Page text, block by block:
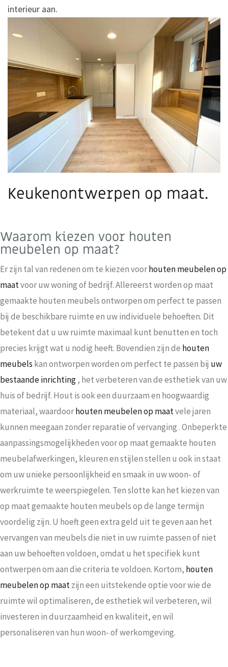
interieur aan.
Keukenontwerpen op maat.
Waarom kiezen voor houten
meubelen op maat?
Er zijn tal van redenen om te kiezen voorhouten meubelen op
maatvoor uw woning of bedrijf. Allereerst worden op maat
gemaakte houten meubels ontworpen om perfect te passen
bij de beschikbare ruimte en uw individuele behoeften. Dit
betekent dat u uw ruimte maximaal kunt benutten en toch
precies krijgt wat u nodig heeft. Bovendien zijn de houten
meubels kan ontworpen worden om perfect te passen bij uw
bestaande inrichting, het verbeteren van de esthetiek van uw
huis of bedrijf. Hout is ook een duurzaam en hoogwaardig
materiaal, waardoorhouten meubelen op maatvele jaren
kunnen meegaan zonder reparatie of vervanging . Onbeperkte
aanpassingsmogelijkheden voor op maat gemaakte houten
meubelafwerkingen, kleuren en stijlen stellen u ook in staat
om uw unieke persoonlijkheid en smaak in uw woon- of
werkruimte te weerspiegelen. Ten slotte kan het kiezen van
op maat gemaakte houten meubels op de lange termijn
voordelig zijn. U hoeft geen extra geld uit te geven aan het
vervangen van meubels die niet in uw ruimte passen of niet
aan uw behoeften voldoen, omdat u het specifiek kunt
ontwerpen om aan die criteria te voldoen. Kortom, houten
meubelen op maatzijn een uitstekende optie voor wie de
ruimte wil optimaliseren, de esthetiek wil verbeteren, wil
investeren in duurzaamheid en kwaliteit, en wil
personaliseren van hun woon- of werkomgeving.